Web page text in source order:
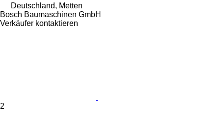
Deutschland, Metten
Bosch Baumaschinen GmbH
Verkäufer kontaktieren
2